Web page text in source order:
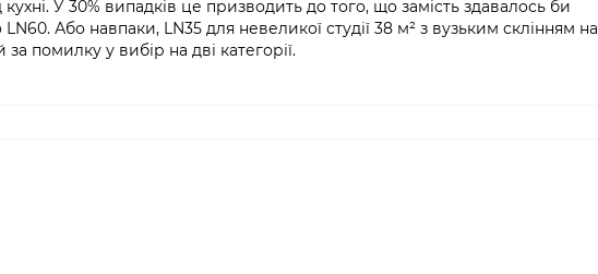
У 30% випадків це призводить до того, що замість здавалось би
Або навпаки, LN35 для невеликої студії 38 м² з вузьким склінням на
помилку у вибір на дві категорії.